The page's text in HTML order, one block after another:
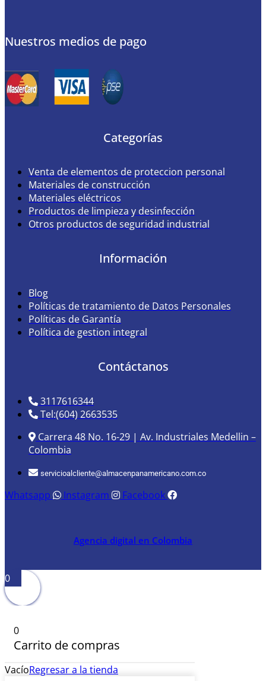
Nuestros medios de pago
Categorías
Venta de elementos de proteccion personal
Materiales de construcción
Materiales eléctricos
Productos de limpieza y desinfección
Otros productos de seguridad industrial
Información
Blog
Políticas de tratamiento de Datos Personales
Políticas de Garantía
Política de gestion integral
Contáctanos
3117616344
Tel:(604) 2663535
Carrera 48 No. 16-29 | Av. Industriales Medellin –
Colombia
servicioalcliente@almacenpanamericano.com.co
Whatsapp Instagram Facebook
Agencia digital en Colombia
0
0
Carrito de compras
VacíoRegresar a la tienda